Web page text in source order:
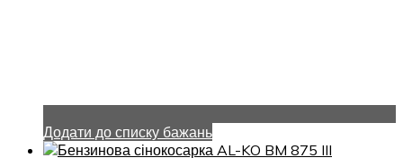
Додати до списку бажань